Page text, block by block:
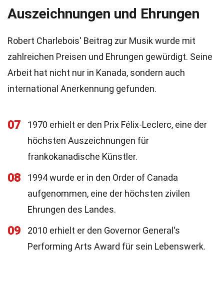
Auszeichnungen und Ehrungen
Robert Charlebois' Beitrag zur Musik wurde mit
zahlreichen Preisen und Ehrungen gewürdigt. Seine
Arbeit hat nicht nur in Kanada, sondern auch
international Anerkennung gefunden.
07
1970 erhielt er den Prix Félix-Leclerc, eine der
höchsten Auszeichnungen für
frankokanadische Künstler.
08
1994 wurde er in den Order of Canada
aufgenommen, eine der höchsten zivilen
Ehrungen des Landes.
09
2010 erhielt er den Governor General's
Performing Arts Award für sein Lebenswerk.